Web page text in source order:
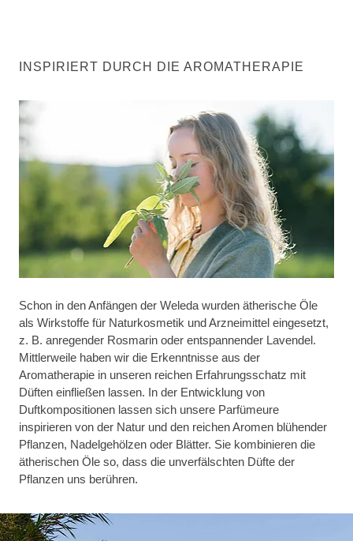
INSPIRIERT DURCH DIE AROMATHERAPIE
Schon in den Anfängen der Weleda wurden ätherische Öle
als Wirkstoffe für Naturkosmetik und Arzneimittel eingesetzt,
z. B. anregender Rosmarin oder entspannender Lavendel.
Mittlerweile haben wir die Erkenntnisse aus der
Aromatherapie in unseren reichen Erfahrungsschatz mit
Düften einfließen lassen. In der Entwicklung von
Duftkompositionen lassen sich unsere Parfümeure
inspirieren von der Natur und den reichen Aromen blühender
Pflanzen, Nadelgehölzen oder Blätter. Sie kombinieren die
ätherischen Öle so, dass die unverfälschten Düfte der
Pflanzen uns berühren.